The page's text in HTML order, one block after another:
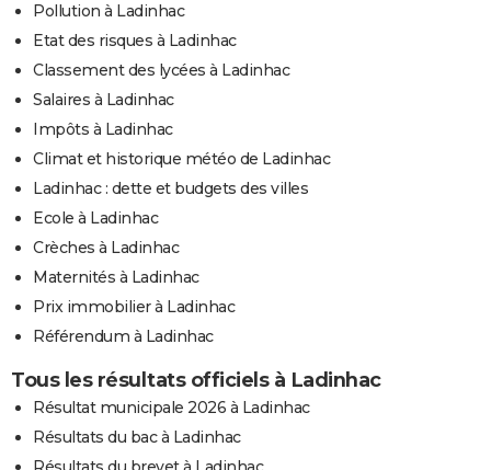
Pollution à Ladinhac
Etat des risques à Ladinhac
Classement des lycées à Ladinhac
Salaires à Ladinhac
Impôts à Ladinhac
Climat et historique météo de Ladinhac
Ladinhac : dette et budgets des villes
Ecole à Ladinhac
Crèches à Ladinhac
Maternités à Ladinhac
Prix immobilier à Ladinhac
Référendum à Ladinhac
Tous les résultats officiels à Ladinhac
Résultat municipale 2026 à Ladinhac
Résultats du bac à Ladinhac